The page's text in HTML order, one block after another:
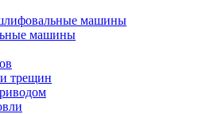
машины
машины
трещин